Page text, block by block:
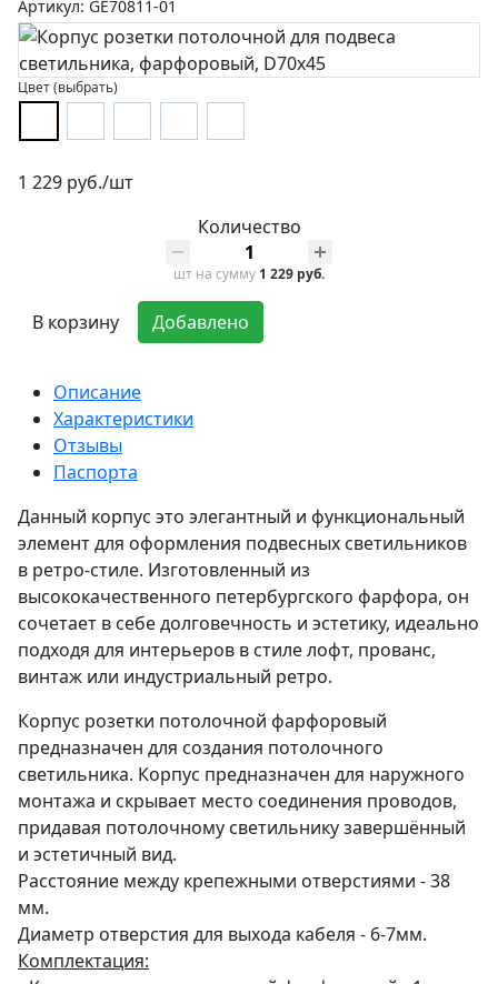
Артикул: GE70811-01
Цвет (выбрать)
1 229 руб./шт
Количество
шт на сумму 1 229 руб.
В корзину Добавлено
Описание
Характеристики
Отзывы
Паспорта
Данный корпус это элегантный и функциональный
элемент для оформления подвесных светильников
в ретро-стиле. Изготовленный из
высококачественного петербургского фарфора, он
сочетает в себе долговечность и эстетику, идеально
подходя для интерьеров в стиле лофт, прованс,
винтаж или индустриальный ретро.
Корпус розетки потолочной фарфоровый
предназначен для создания потолочного
светильника. Корпус предназначен для наружного
монтажа и скрывает место соединения проводов,
придавая потолочному светильнику завершённый
и эстетичный вид.
Расстояние между крепежными отверстиями - 38
мм.
Диаметр отверстия для выхода кабеля - 6-7мм.
Комплектация: